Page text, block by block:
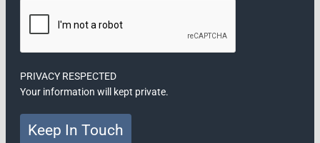
PRIVACY RESPECTED
Your information will kept private.
Keep In Touch